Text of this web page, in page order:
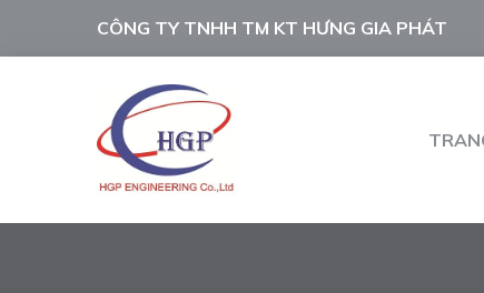
CÔNG TY TNHH TM KT HƯNG GIA PHÁT